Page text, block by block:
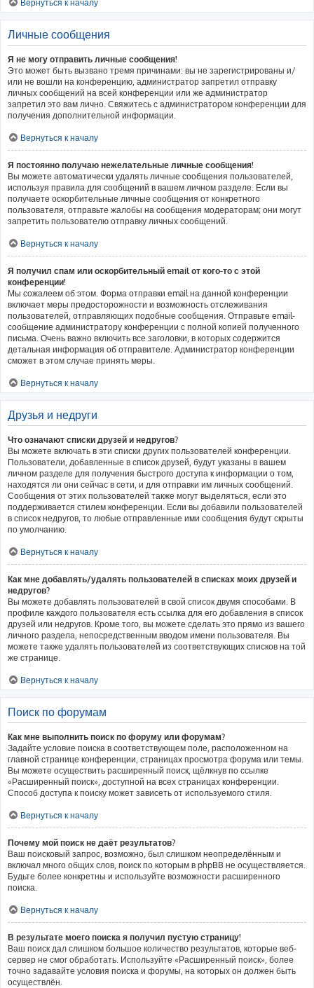
Вернуться к началу
Личные сообщения
Я не могу отправить личные сообщения!
Это может быть вызвано тремя причинами: вы не зарегистрированы и/
или не вошли на конференцию, администратор запретил отправку
личных сообщений на всей конференции или же администратор
запретил это вам лично. Свяжитесь с администратором конференции для
получения дополнительной информации.
Вернуться к началу
Я постоянно получаю нежелательные личные сообщения!
Вы можете автоматически удалять личные сообщения пользователей,
используя правила для сообщений в вашем личном разделе. Если вы
получаете оскорбительные личные сообщения от конкретного
пользователя, отправьте жалобы на сообщения модераторам; они могут
запретить пользователю отправку личных сообщений.
Вернуться к началу
Я получил спам или оскорбительный email от кого-то с этой
конференции!
Мы сожалеем об этом. Форма отправки email на данной конференции
включает меры предосторожности и возможность отслеживания
пользователей, отправляющих подобные сообщения. Отправьте email-
сообщение администратору конференции с полной копией полученного
письма. Очень важно включить все заголовки, в которых содержится
детальная информация об отправителе. Администратор конференции
сможет в этом случае принять меры.
Вернуться к началу
Друзья и недруги
Что означают списки друзей и недругов?
Вы можете включать в эти списки других пользователей конференции.
Пользователи, добавленные в список друзей, будут указаны в вашем
личном разделе для получения быстрого доступа к информации о том,
находятся ли они сейчас в сети, и для отправки им личных сообщений.
Сообщения от этих пользователей также могут выделяться, если это
поддерживается стилем конференции. Если вы добавили пользователей
в список недругов, то любые отправленные ими сообщения будут скрыты
по умолчанию.
Вернуться к началу
Как мне добавлять/удалять пользователей в списках моих друзей и
недругов?
Вы можете добавлять пользователей в свой список двумя способами. В
профиле каждого пользователя есть ссылка для его добавления в список
друзей или недругов. Кроме того, вы можете сделать это прямо из вашего
личного раздела, непосредственным вводом имени пользователя. Вы
можете также удалять пользователей из соответствующих списков на той
же странице.
Вернуться к началу
Поиск по форумам
Как мне выполнить поиск по форуму или форумам?
Задайте условие поиска в соответствующем поле, расположенном на
главной странице конференции, страницах просмотра форума или темы.
Вы можете осуществить расширенный поиск, щёлкнув по ссылке
«Расширенный поиск», доступной на всех страницах конференции.
Способ доступа к поиску может зависеть от используемого стиля.
Вернуться к началу
Почему мой поиск не даёт результатов?
Ваш поисковый запрос, возможно, был слишком неопределённым и
включал много общих слов, поиск по которым в phpBB не осуществляется.
Будьте более конкретны и используйте возможности расширенного
поиска.
Вернуться к началу
В результате моего поиска я получил пустую страницу!
Ваш поиск дал слишком большое количество результатов, которые веб-
сервер не смог обработать. Используйте «Расширенный поиск», более
точно задавайте условия поиска и форумы, на которых он должен быть
осуществлён.